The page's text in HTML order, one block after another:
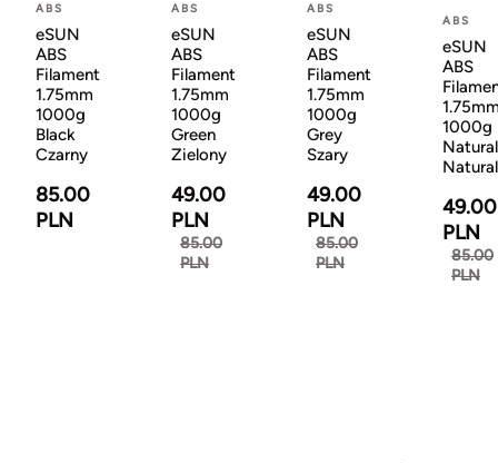
ABS
eSUN
ABS
Filament
1.75mm
1000g
Black
Czarny
85.00
PLN
ABS
eSUN
ABS
Filament
1.75mm
1000g
Green
Zielony
49.00
PLN
85.00
PLN
ABS
eSUN
ABS
Filament
1.75mm
1000g
Grey
Szary
49.00
PLN
85.00
PLN
ABS
eSUN
ABS
1000g
Natural
49.00
PLN
85.00
PLN